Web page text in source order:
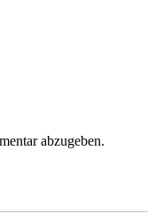
abzugeben.